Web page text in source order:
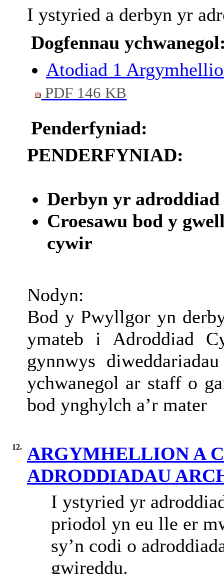
I ystyried a derbyn yr
Dogfennau
Atodiad 1
PDF 146 KB
Penderfyniad:
PENDERFYNIAD:
Derbyn yr adroddiad
Croesawu bod y
cywir
Nodyn:
Bod y Pwyllgor yn
ymateb i Adroddiad
gynnwys
ychwanegol ar staff o
bod ynghylch a’r mater
12. ARGYMHELLION A
ADRODDIADAU
I ystyried yr
priodol yn eu lle er
sy’n codi o
gwireddu.